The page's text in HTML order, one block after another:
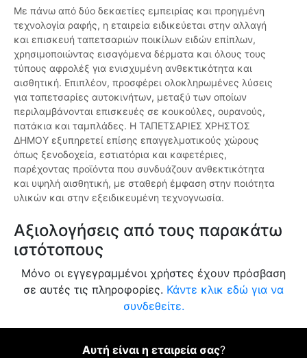
Με πάνω από δύο δεκαετίες εμπειρίας και προηγμένη
τεχνολογία ραφής, η εταιρεία ειδικεύεται στην αλλαγή
και επισκευή ταπετσαριών ποικίλων ειδών επίπλων,
χρησιμοποιώντας εισαγόμενα δέρματα και όλους τους
τύπους αφρολέξ για ενισχυμένη ανθεκτικότητα και
αισθητική. Επιπλέον, προσφέρει ολοκληρωμένες λύσεις
για ταπετσαρίες αυτοκινήτων, μεταξύ των οποίων
περιλαμβάνονται επισκευές σε κουκούλες, ουρανούς,
πατάκια και ταμπλάδες. Η ΤΑΠΕΤΣΑΡΙΕΣ ΧΡΗΣΤΟΣ
ΔΗΜΟΥ εξυπηρετεί επίσης επαγγελματικούς χώρους
όπως ξενοδοχεία, εστιατόρια και καφετέριες,
παρέχοντας προϊόντα που συνδυάζουν ανθεκτικότητα
και υψηλή αισθητική, με σταθερή έμφαση στην ποιότητα
υλικών και στην εξειδικευμένη τεχνογνωσία.
Αξιολογήσεις από τους παρακάτω
ιστότοπους
Μόνο οι εγγεγραμμένοι χρήστες έχουν πρόσβαση
σε αυτές τις πληροφορίες. Κάντε κλικ εδώ για να
συνδεθείτε.
Αυτή είναι η εταιρεία σας?